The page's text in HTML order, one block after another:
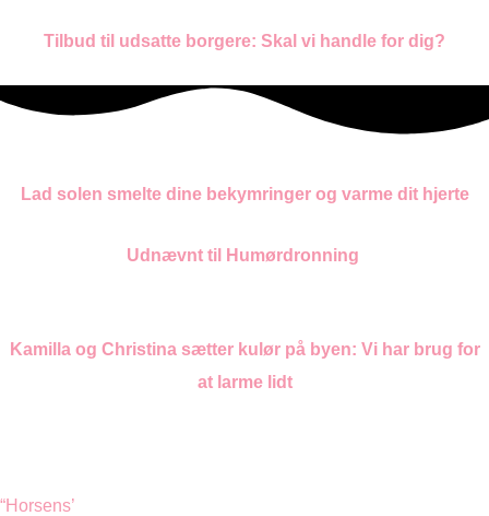
Tilbud til udsatte borgere: Skal vi handle for dig?
Lad solen smelte dine bekymringer og varme dit hjerte
Udnævnt til Humørdronning
Kamilla og Christina sætter kulør på byen: Vi har brug for
at larme lidt
“Horsens’